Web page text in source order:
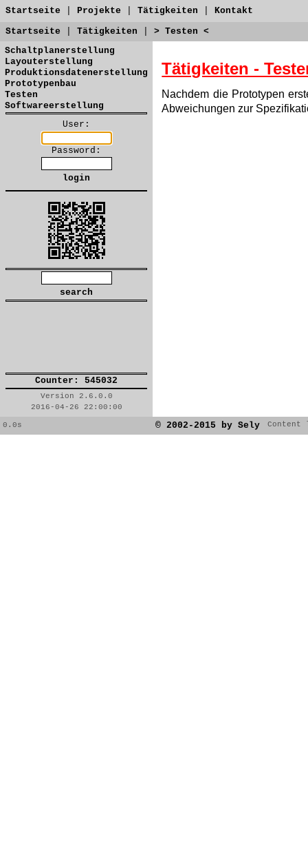
Startseite Projekte Tätigkeiten
Kontakt
Startseite
Tätigkeiten
> Testen <
Schaltplanerstellung
Layouterstellung
Produktionsdatenerstellung
Prototypenbau
Testen
Softwareerstellung
User:
Password:
Tätigkeiten -
Nachdem die Prototypen
Abweichungen zur
Counter: 545032
Version 2.6.0.0
2016-04-26 22:00:00
0.0s © 2002-2015 by Sely Content